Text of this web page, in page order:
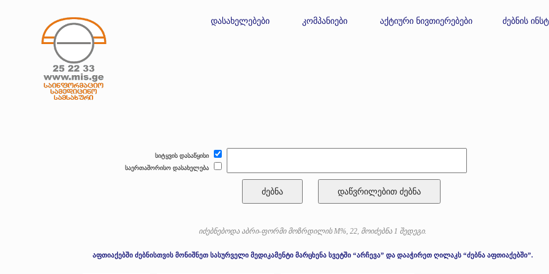
დასახელებები კომპანიები აქტიური ნივთიერებები ძებნის
სიტყვის დასაწყისი
საერთაშორისო დასახელება
ძებნა
იძებნებოდა აბრი-ფორმი მოზრდილის M%, 22, მოიძებნა 1 შედეგი.
აფთიაქებში ძებნისთვის მონიშნეთ სასურველი მედიკამენტი მარცხენა სვეტში “არჩევა” და დააჭირეთ ღილაკს “ძებნა აფთიაქებში”.